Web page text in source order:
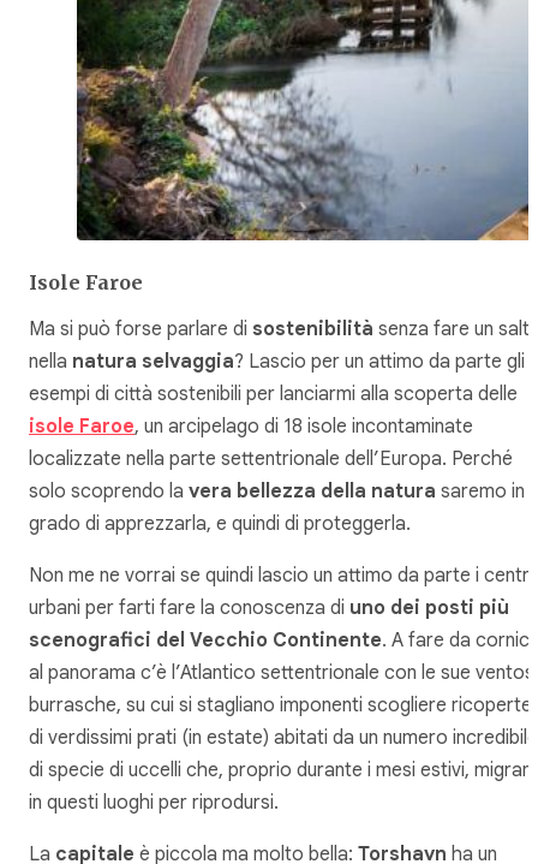
Isole Faroe
Ma si può forse parlare di sostenibilità senza fare un
nella natura selvaggia? Lascio per un attimo da parte gli
esempi di città sostenibili per lanciarmi alla scoperta delle
isole Faroe, un arcipelago di 18 isole incontaminate
localizzate nella parte settentrionale dell’Europa. Perché
solo scoprendo la vera bellezza della natura saremo in
grado di apprezzarla, e quindi di proteggerla.
Non me ne vorrai se quindi lascio un attimo da parte i centri
urbani per farti fare la conoscenza di uno dei posti più
scenografici del Vecchio Continente. A fare da
al panorama c’è l’Atlantico settentrionale con le sue
burrasche, su cui si stagliano imponenti scogliere ricoperte
di verdissimi prati (in estate) abitati da un numero incredibile
di specie di uccelli che, proprio durante i mesi estivi,
in questi luoghi per riprodursi.
La capitale è piccola ma molto bella: Torshavn ha un